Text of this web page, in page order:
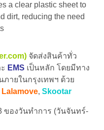
a clear plastic sheet to
dirt, reducing the need
จัดส่งสินค้าทั่ว
EMS เป็นหลัก โดยมีทาง
ภายในกรุงเทพฯ ด้วย
Lalamove, Skootar
ของวันทำการ (วันจันทร์-